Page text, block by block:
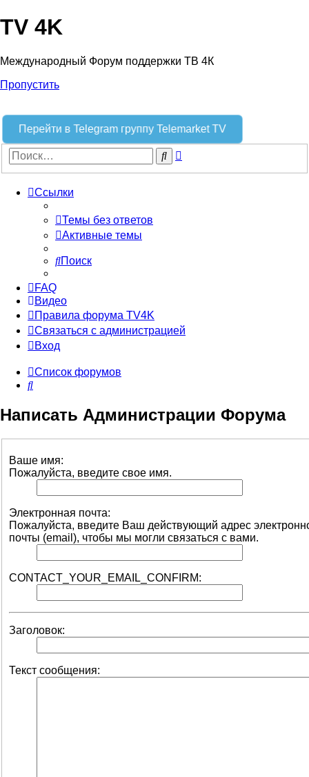
TV 4K
Международный Форум поддержки ТВ 4К
Пропустить
Перейти в Telegram группу Telemarket TV
Поиск
Ссылки
Темы без ответов
Активные темы
Поиск
FAQ
Видео
Правила форума TV4K
Связаться с администрацией
Вход
Список форумов
Поиск
Написать Администрации Форума
Ваше имя:
Пожалуйста, введите свое имя.
Электронная почта:
Пожалуйста, введите Ваш действующий адрес
почты (email), чтобы мы могли связаться с вами.
CONTACT_YOUR_EMAIL_CONFIRM:
Заголовок:
Текст сообщения: